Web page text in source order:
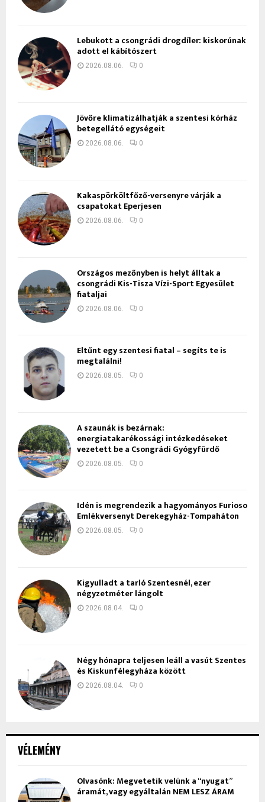
VÉLEMÉNY
Olvasónk: Megvetetik velünk a “nyugat”
áramát, vagy egyáltalán NEM LESZ ÁRAM
Lebukott a csongrádi drogdíler: kiskorúnak
adott el kábítószert
2026.08.06. 0
Jövőre klimatizálhatják a szentesi kórház
betegellátó egységeit
2026.08.06. 0
Kakaspörköltfőző-versenyre várják a
csapatokat Eperjesen
2026.08.06. 0
Országos mezőnyben is helyt álltak a
csongrádi Kis-Tisza Vízi-Sport Egyesület
fiataljai
2026.08.06. 0
Eltűnt egy szentesi fiatal – segíts te is
megtalálni!
2026.08.05. 0
A szaunák is bezárnak:
energiatakarékossági intézkedéseket
vezetett be a Csongrádi Gyógyfürdő
2026.08.05. 0
Idén is megrendezik a hagyományos Furioso
Emlékversenyt Derekegyház-Tompaháton
2026.08.05. 0
Kigyulladt a tarló Szentesnél, ezer
négyzetméter lángolt
2026.08.04. 0
Négy hónapra teljesen leáll a vasút Szentes
és Kiskunfélegyháza között
2026.08.04. 0